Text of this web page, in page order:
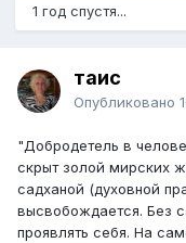
1 год спустя...
таис
Опубликовано
"Добродетель в
скрыт золой мирских
садханой (духовной
высвобождается. Без
проявлять себя. На